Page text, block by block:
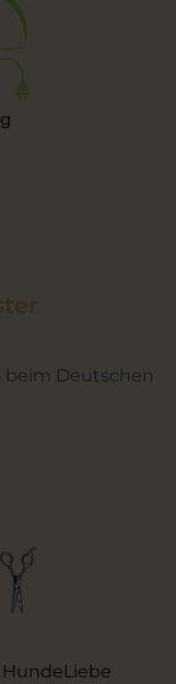
beim Deutschen